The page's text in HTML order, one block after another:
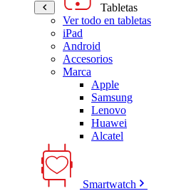
Tabletas
Ver todo en tabletas
iPad
Android
Accesorios
Marca
Apple
Samsung
Lenovo
Huawei
Alcatel
Smartwatch